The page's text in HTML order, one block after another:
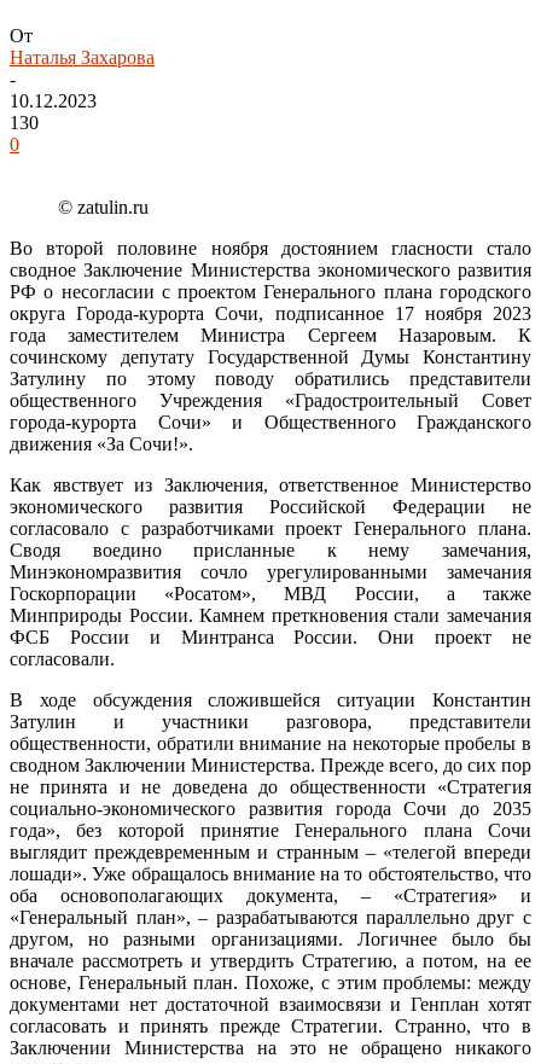
От
Наталья Захарова
-
10.12.2023
130
0
© zatulin.ru
Во второй половине ноября достоянием гласности стало
сводное Заключение Министерства экономического развития
РФ о несогласии с проектом Генерального плана городского
округа Города-курорта Сочи, подписанное 17 ноября 2023
года заместителем Министра Сергеем Назаровым. К
сочинскому депутату Государственной Думы Константину
Затулину по этому поводу обратились представители
общественного Учреждения «Градостроительный Совет
города-курорта Сочи» и Общественного Гражданского
движения «За Сочи!».
Как явствует из Заключения, ответственное Министерство
экономического развития Российской Федерации не
согласовало с разработчиками проект Генерального плана.
Сводя воедино присланные к нему замечания,
Минэкономразвития сочло урегулированными замечания
Госкорпорации «Росатом», МВД России, а также
Минприроды России. Камнем преткновения стали замечания
ФСБ России и Минтранса России. Они проект не
согласовали.
В ходе обсуждения сложившейся ситуации Константин
Затулин и участники разговора, представители
общественности, обратили внимание на некоторые пробелы в
сводном Заключении Министерства. Прежде всего, до сих пор
не принята и не доведена до общественности «Стратегия
социально-экономического развития города Сочи до 2035
года», без которой принятие Генерального плана Сочи
выглядит преждевременным и странным – «телегой впереди
лошади». Уже обращалось внимание на то обстоятельство, что
оба основополагающих документа, – «Стратегия» и
«Генеральный план», – разрабатываются параллельно друг с
другом, но разными организациями. Логичнее было бы
вначале рассмотреть и утвердить Стратегию, а потом, на ее
основе, Генеральный план. Похоже, с этим проблемы: между
документами нет достаточной взаимосвязи и Генплан хотят
согласовать и принять прежде Стратегии. Странно, что в
Заключении Министерства на это не обращено никакого